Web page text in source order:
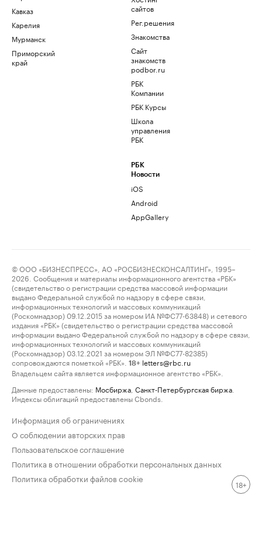
Кавказ
Карелия
Мурманск
Приморский
край
сайтов
Рег.решения
Знакомства
Сайт
знакомств
podbor.ru
РБК
Компании
РБК Курсы
Школа
управления
РБК
РБК
Новости
iOS
Android
AppGallery
© ООО «БИЗНЕСПРЕСС», АО «РОСБИЗНЕСКОНСАЛТИНГ», 1995–
2026. Сообщения и материалы информационного агентства «РБК»
(свидетельство о регистрации средства массовой информации
выдано Федеральной службой по надзору в сфере связи,
информационных технологий и массовых коммуникаций
(Роскомнадзор) 09.12.2015 за номером ИА №ФС77-63848) и сетевого
издания «РБК» (свидетельство о регистрации средства массовой
информации выдано Федеральной службой по надзору в сфере связи,
информационных технологий и массовых коммуникаций
(Роскомнадзор) 03.12.2021 за номером ЭЛ №ФС77-82385)
сопровождаются пометкой «РБК».
18+ letters@rbc.ru
Владельцем сайта является информационное агентство «РБК».
Данные предоставлены: Мосбиржа Санкт-Петербургская биржа
Индексы облигаций предоставлены Cbonds.
Информация об ограничениях
О соблюдении авторских прав
Пользовательское соглашение
Политика в отношении обработки персональных данных
Политика обработки файлов cookie
18+